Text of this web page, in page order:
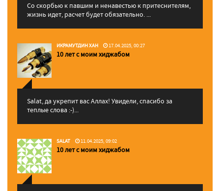
Со скорбью к павшим и ненавестью к притеснителям,
жизнь идет, расчет будет обязательно. ...
ИКРАМУТДИН ХАН 17.04.2025, 00:27
10 лет с моим хиджабом
Salat, да укрепит вас Аллаx! Увидели, спасибо за
теплые слова :-)...
SALAT 11.04.2025, 09:02
10 лет с моим хиджабом